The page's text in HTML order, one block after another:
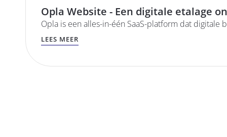
Opla Website - Een digitale etalage
Opla is een alles-in-één SaaS-platform dat digitale
LEES MEER